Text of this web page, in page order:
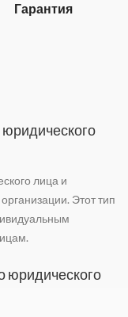
Гарантия
лица и
Этот тип
юридического